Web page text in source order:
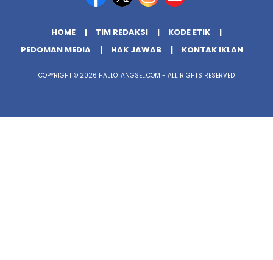
HOME TIM REDAKSI
KODE ETIK
PEDOMAN MEDIA
HAK JAWAB KONTAK IKLAN
COPYRIGHT © 2026 HALLOTANGSEL.COM - ALL RIGHTS RESERVED